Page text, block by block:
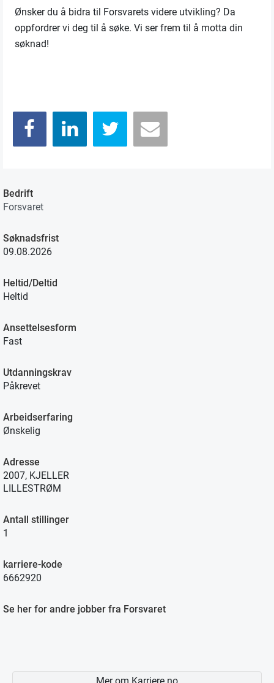
Ønsker du å bidra til Forsvarets videre utvikling? Da
oppfordrer vi deg til å søke. Vi ser frem til å motta din
søknad!
Bedrift
Forsvaret
Søknadsfrist
09.08.2026
Heltid/Deltid
Heltid
Ansettelsesform
Fast
Utdanningskrav
Påkrevet
Arbeidserfaring
Ønskelig
Adresse
2007, KJELLER
LILLESTRØM
Antall stillinger
1
karriere-kode
6662920
Se her for andre jobber fra Forsvaret